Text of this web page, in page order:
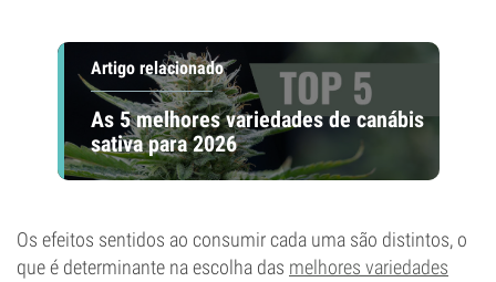
Artigo relacionado
As 5 melhores variedades de canábis
sativa para 2026
Os efeitos sentidos ao consumir cada uma são distintos, o
que é determinante na escolha das melhores variedades